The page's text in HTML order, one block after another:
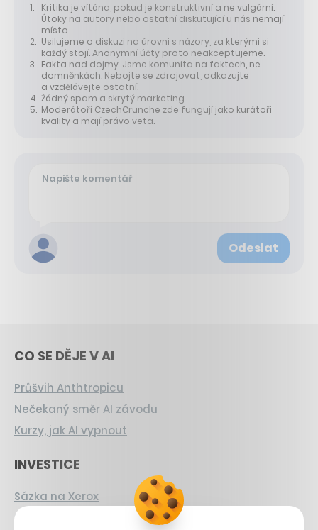
Kritika je vítána, pokud je konstruktivní a ne vulgární.
Útoky na autory nebo ostatní diskutující u nás nemají
místo.
Usilujeme o diskuzi na úrovni s názory, za kterými si
každý stojí. Anonymní účty proto neakceptujeme.
Fakta nad dojmy. Jsme komunita na faktech, ne
domněnkách. Nebojte se zdrojovat, odkazujte
a vzdělávejte ostatní.
Žádný spam a skrytý marketing.
Moderátoři CzechCrunche zde fungují jako kurátoři
kvality a mají právo veta.
Odeslat
CO SE DĚJE V AI
Průšvih Anthtropicu
Nečekaný směr AI závodu
Kurzy, jak AI vypnout
INVESTICE
Sázka na Xerox
Strnad v Pirelli